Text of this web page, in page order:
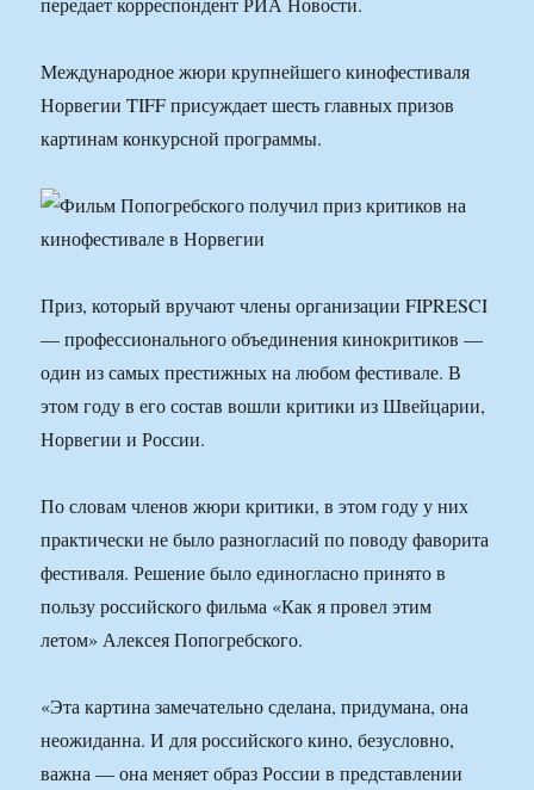
Международное жюри крупнейшего кинофестиваля
Норвегии TIFF присуждает шесть главных призов
картинам конкурсной программы.
Приз, который вручают члены организации FIPRESCI
— профессионального объединения кинокритиков —
один из самых престижных на любом фестивале. В
этом году в его состав вошли критики из Швейцарии,
Норвегии и России.
По словам членов жюри критики, в этом году у них
практически не было разногласий по поводу фаворита
фестиваля. Решение было единогласно принято в
пользу российского фильма «Как я провел этим
летом» Алексея Попогребского.
«Эта картина замечательно сделана, придумана, она
неожиданна. И для российского кино, безусловно,
важна — она меняет образ России в представлении